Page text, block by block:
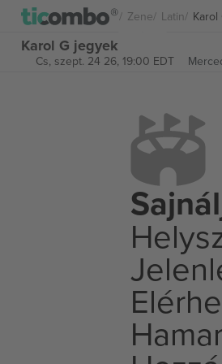
Zene Latin Karol
Karol G jegyek
Cs, szept. 24 26, 19:00 EDT